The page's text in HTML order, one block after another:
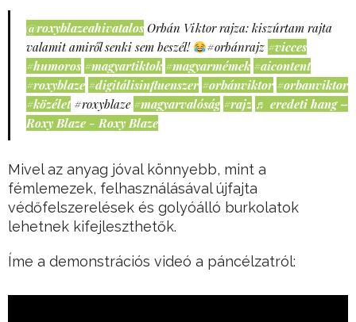
@roxyblazeahivatalos Orbán Viktor rajza: kiszúrtam rajta
valamit amiről senki sem beszél!
#orbánrajz #vicces
#humoros #magyartiktok #magyarmémek #aicontent
#roxyblaze #digitálisinfluenszer #orbánviktor #orbanviktor
#közélet #roxyblaze #magyarvalóság #rajz ♬ eredeti hang –
Roxy Blaze - Roxy Blaze
Mivel az anyag jóval könnyebb, mint a
fémlemezek, felhasználásával újfajta
védőfelszerelések és golyóálló burkolatok
lehetnek kifejleszthetők.
Íme a demonstrációs videó a páncélzatról: